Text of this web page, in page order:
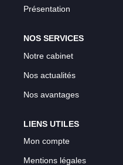
Présentation
NOS SERVICES
Notre cabinet
Nos actualités
Nos avantages
LIENS UTILES
Mon compte
Mentions légales